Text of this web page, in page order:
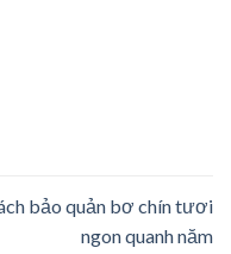
bảo quản bơ chín tươi
ngon quanh năm